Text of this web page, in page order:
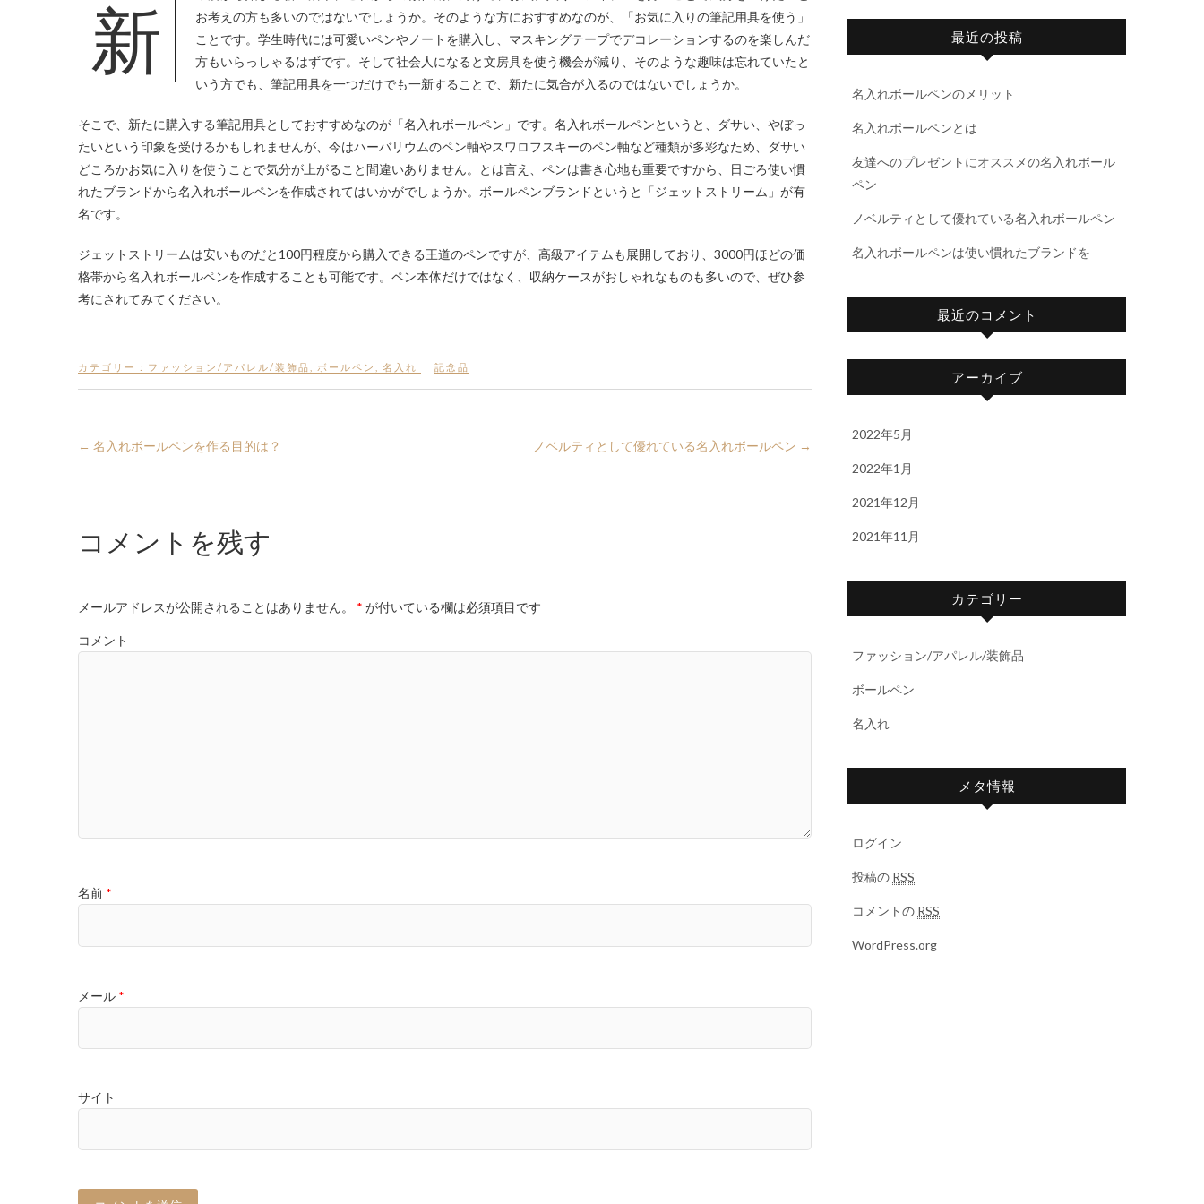
新年度から始まる新生活や、これからの繁忙期に向けて、お気に入りのアイテムを持つことで気分を上げたいと お考えの方も多いのではないでしょうか。 そのような方におすすめなのが、「お気に入りの筆記用具を使う」
ことです。学生時代には可愛いペンやノートを購入し、マスキングテープでデコレーションするのを楽しんだ
方もいらっしゃるはずです。そして社会人になると文房具を使う機会が減り、そのような趣味は忘れていたと
いう方でも、筆記用具を一つだけでも一新することで、新たに気合が入るのではないでしょうか。
そこで、新たに購入する筆記用具としておすすめなのが「名入れボールペン」です。名入れボールペンというと、ダサい、やぼっ
たいという印象を受けるかもしれませんが、今はハーバリウムのペン軸やスワロフスキーのペン軸など種類が多彩なため、ダサい
どころかお気に入りを使うことで気分が上がること間違いありません。とは言え、ペンは書き心地も重要ですから、日ごろ使い慣
れたブランドから名入れボールペンを作成されてはいかがでしょうか。ボールペンブランドというと「ジェットストリーム」が有
名です。
ジェットストリームは安いものだと100円程度から購入できる王道のペンですが、高級アイテムも展開しており、3000円ほどの価
格帯から名入れボールペンを作成することも可能です。ペン本体だけではなく、収納ケースがおしゃれなものも多いので、ぜひ参
考にされてみてください。
カテゴリー : ファッション/アパレル/装飾品 ボールペン 名入れ 記念品
← 名入れボールペンを作る目的は？ ノベルティとして優れている名入れボールペン →
コメントを残す
メールアドレスが公開されることはありません。 * が付いている欄は必須項目です
コメント
名前 *
メール *
サイト
最近の投稿
名入れボールペンのメリット
名入れボールペンとは
友達へのプレゼントにオススメの名入れボール
ペン
ノベルティとして優れている名入れボールペン
名入れボールペンは使い慣れたブランドを
最近のコメント
アーカイブ
2022年5月
2022年1月
2021年12月
2021年11月
カテゴリー
ファッション/アパレル/装飾品
ボールペン
名入れ
メタ情報
ログイン
投稿の RSS
コメントの RSS
WordPress.org